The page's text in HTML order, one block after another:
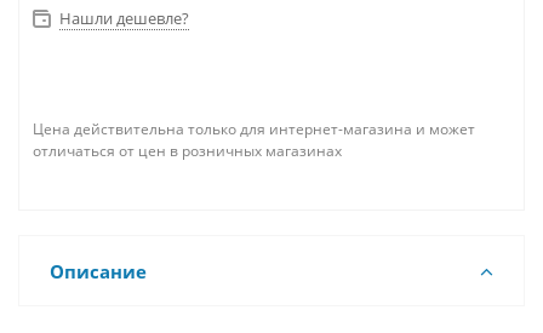
Нашли дешевле?
Цена действительна только для интернет-магазина и может
отличаться от цен в розничных магазинах
Описание